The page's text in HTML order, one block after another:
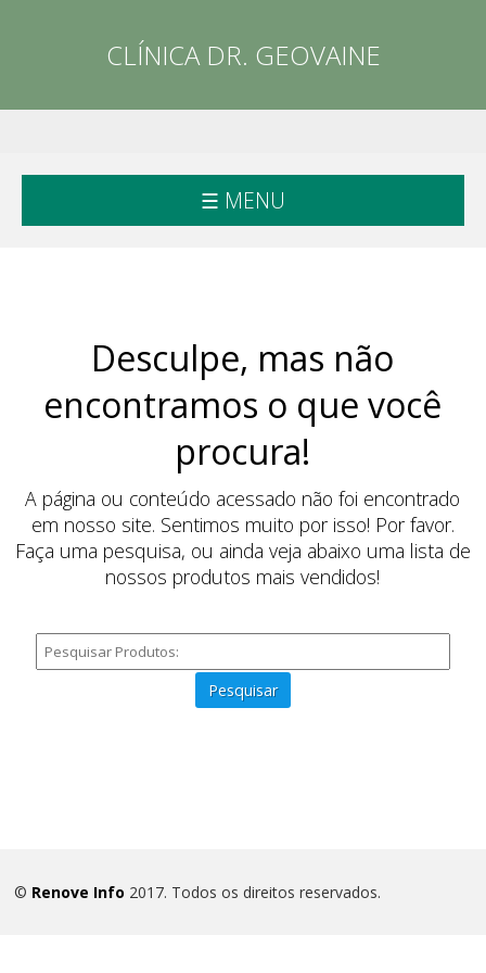
CLÍNICA DR. GEOVAINE
☰ MENU
Desculpe, mas não
encontramos o que você
procura!
A página ou conteúdo acessado não foi encontrado
em nosso site. Sentimos muito por isso! Por favor.
Faça uma pesquisa, ou ainda veja abaixo uma lista de
nossos produtos mais vendidos!
Pesquisar
© Renove Info 2017. Todos os direitos reservados.